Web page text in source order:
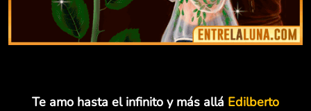
Te amo hasta el infinito y más allá Edilberto